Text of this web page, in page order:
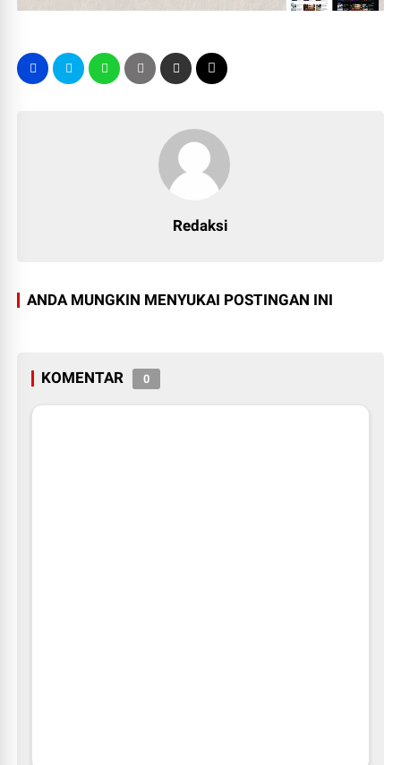
Redaksi
ANDA MUNGKIN MENYUKAI POSTINGAN INI
KOMENTAR 0